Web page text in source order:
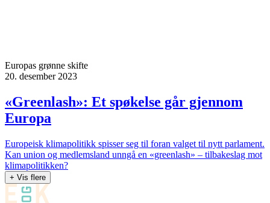
Europas grønne skifte
20. desember 2023
«Greenlash»: Et spøkelse går gjennom
Europa
Europeisk klimapolitikk spisser seg til foran valget til nytt parlament.
Kan union og medlemsland unngå en «greenlash» – tilbakeslag mot
klimapolitikken?
+ Vis flere